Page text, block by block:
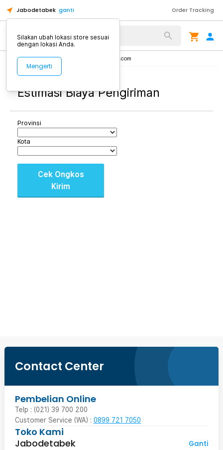
Jabodetabek ganti Order Tracking
Alat Kopi
Home Shipping Cost JakartaNotebook.com
Estimasi Biaya Pengiriman
Provinsi
Kota
Cek Ongkos
Kirim
Contact Center
Pembelian Online
Telp : (021) 39 700 200
Customer Service (WA) : 0899 721 7050
Toko Kami
Jabodetabek
Ganti
Silakan ubah lokasi store sesuai
dengan lokasi Anda.
Mengerti